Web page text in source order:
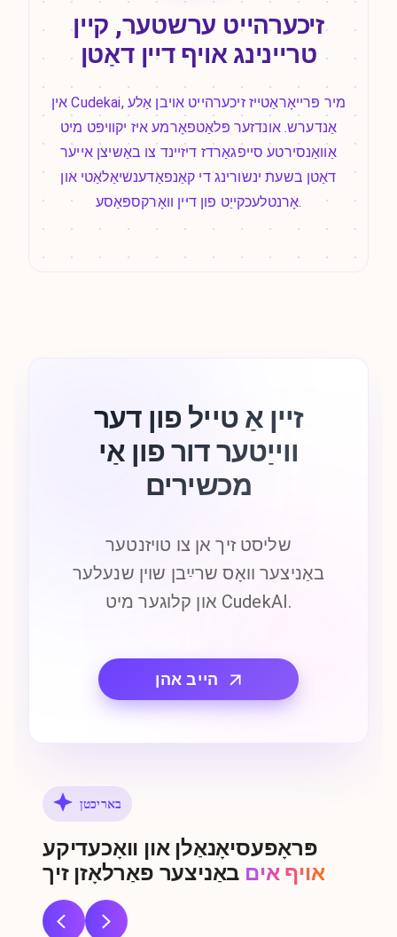
זיכערהייט ערשטער, קיין
טריינינג אויף דיין דאַטן
אין Cudekai, מיר פּרייאָראַטייז זיכערהייט אויבן אַלע
אַנדערש. אונדזער פּלאַטפאָרמע איז יקוויפּט מיט
אַוואַנסירטע סייפגאַרדז דיזיינד צו באַשיצן אייער
דאַטן בשעת ינשורינג די קאַנפאַדענשיאַלאַטי און
אָרנטלעכקייַט פון דיין וואָרקספּאַסע.
זיין אַ טייל פון דער
ווייַטער דור פון אַי
מכשירים
שליסט זיך אן צו טויזנטער
באַניצער וואָס שרײַבן שוין שנעלער
און קלוגער מיט CudekAI.
הייב אהן
באריכטן
פּראָפעסיאָנאַלן און וואָכעדיקע
באַניצער פאַרלאָזן זיך אויף אים